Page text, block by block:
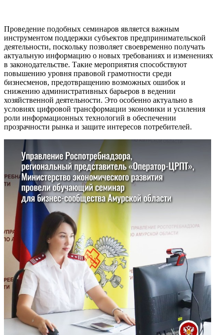
Проведение подобных семинаров является важным
инструментом поддержки субъектов предпринимательской
деятельности, поскольку позволяет своевременно получать
актуальную информацию о новых требованиях и изменениях
в законодательстве. Такие мероприятия способствуют
повышению уровня правовой грамотности среди
бизнесменов, предотвращению возможных ошибок и
снижению административных барьеров в ведении
хозяйственной деятельности. Это особенно актуально в
условиях цифровой трансформации экономики и усиления
роли информационных технологий в обеспечении
прозрачности рынка и защите интересов потребителей.